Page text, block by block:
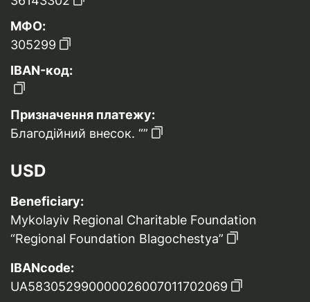
МФО:
305299
IBAN-код:
Призначення платежу:
Благодійний внесок. “”
USD
Beneficiary:
Mykolayiv Regional Charitable Foundation
“Regional Foundation Blagochestya”
IBANcode:
UA583052990000026007011702069